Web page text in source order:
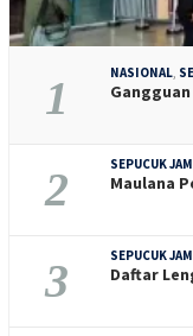
1 NASIONAL
2 SEPUCUK
Maulana
3 SEPUCUK
Daftar